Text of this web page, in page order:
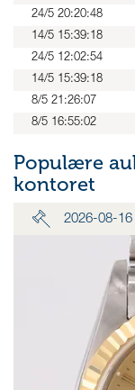
24/5 20:20:48
14/5 15:39:18
24/5 12:02:54
14/5 15:39:18
8/5 21:26:07
8/5 16:55:02
Populære
kontoret
2026-08-16